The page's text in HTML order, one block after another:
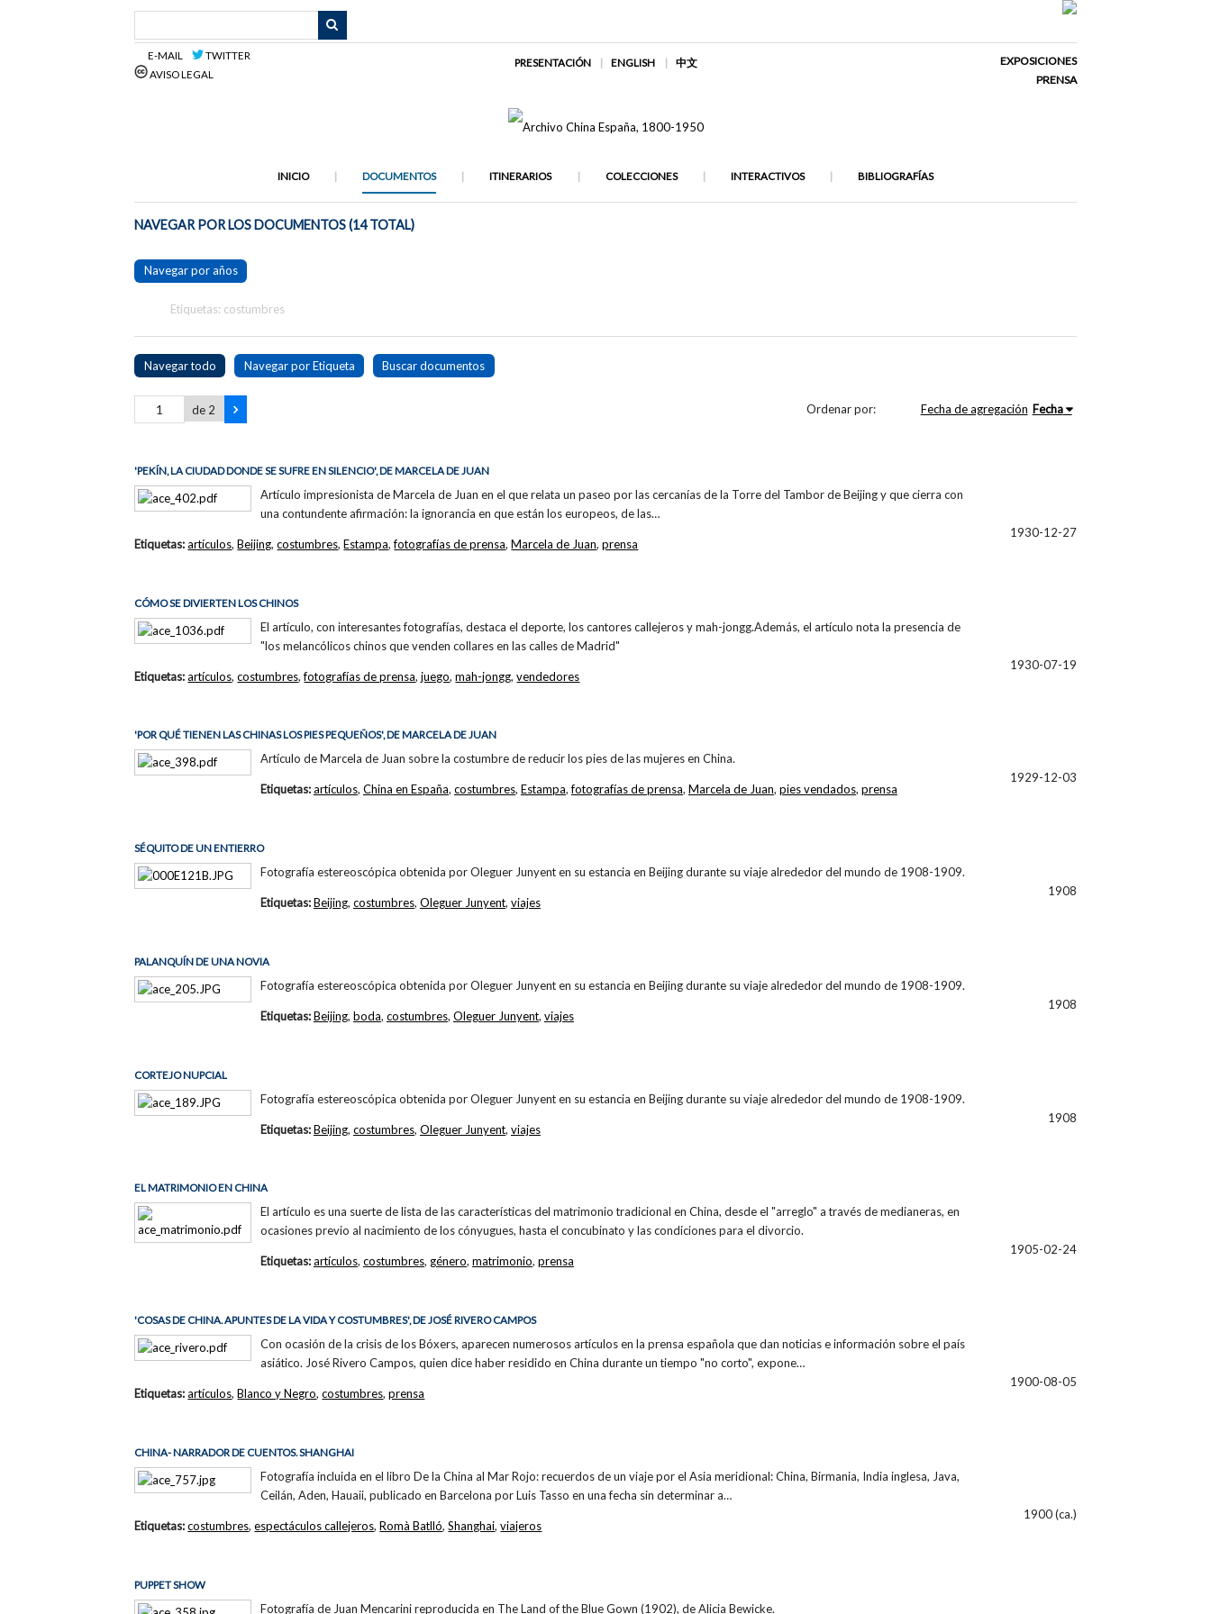
E-MAIL
TWITTER
AVISO LEGAL
PRESENTACIÓN ENGLISH 中文
EXPOSICIONES
PRENSA
INICIO DOCUMENTOS ITINERARIOS COLECCIONES INTERACTIVOS BIBLIOGRAFÍAS
NAVEGAR POR LOS DOCUMENTOS (14 TOTAL)
Navegar por años
Etiquetas: costumbres
Navegar todo Navegar por Etiqueta Buscar documentos
de 2 Ordenar por: Fecha de agregación Fecha
'PEKÍN, LA CIUDAD DONDE SE SUFRE EN SILENCIO', DE MARCELA DE JUAN
Artículo impresionista de Marcela de Juan en el que relata un paseo por las cercanías de la Torre del Tambor de Beijing y que cierra con
una contundente afirmación: la ignorancia en que están los europeos, de las…
1930-12-27
Etiquetas:artículos,Beijing,costumbres,Estampa,fotografías de prensa,Marcela de Juan,prensa
CÓMO SE DIVIERTEN LOS CHINOS
El artículo, con interesantes fotografías, destaca el deporte, los cantores callejeros y mah-jongg.Además, el artículo nota la presencia de
"los melancólicos chinos que venden collares en las calles de Madrid"
1930-07-19
Etiquetas:artículos,costumbres,fotografías de prensa,juego,mah-jongg,vendedores
'POR QUÉ TIENEN LAS CHINAS LOS PIES PEQUEÑOS', DE MARCELA DE JUAN
Artículo de Marcela de Juan sobre la costumbre de reducir los pies de las mujeres en China.
1929-12-03
Etiquetas:artículos, China en España, costumbres, Estampa,fotografías de prensa, Marcela de Juan, pies vendados, prensa
SÉQUITO DE UN ENTIERRO
Fotografía estereoscópica obtenida por Oleguer Junyent en su estancia en Beijing durante su viaje alrededor del mundo de 1908-1909.
1908
Etiquetas:Beijing, costumbres, Oleguer Junyent, viajes
PALANQUÍN DE UNA NOVIA
Fotografía estereoscópica obtenida por Oleguer Junyent en su estancia en Beijing durante su viaje alrededor del mundo de 1908-1909.
1908
Etiquetas:Beijing, boda, costumbres, Oleguer Junyent, viajes
CORTEJO NUPCIAL
Fotografía estereoscópica obtenida por Oleguer Junyent en su estancia en Beijing durante su viaje alrededor del mundo de 1908-1909.
1908
Etiquetas:Beijing, costumbres, Oleguer Junyent, viajes
EL MATRIMONIO EN CHINA
El artículo es una suerte de lista de las características del matrimonio tradicional en China, desde el "arreglo" a través de medianeras, en
ocasiones previo al nacimiento de los cónyugues, hasta el concubinato y las condiciones para el divorcio.
1905-02-24
Etiquetas:artículos, costumbres, género, matrimonio, prensa
'COSAS DE CHINA. APUNTES DE LA VIDA Y COSTUMBRES', DE JOSÉ RIVERO CAMPOS
Con ocasión de la crisis de los Bóxers, aparecen numerosos artículos en la prensa española que dan noticias e información sobre el país
asiático. José Rivero Campos, quien dice haber residido en China durante un tiempo "no corto", expone…
1900-08-05
Etiquetas:artículos,Blanco y Negro,costumbres,prensa
CHINA- NARRADOR DE CUENTOS. SHANGHAI
Fotografía incluida en el libro De la China al Mar Rojo: recuerdos de un viaje por el Asia meridional: China, Birmania, India inglesa, Java,
Ceilán, Aden, Hauaii, publicado en Barcelona por Luis Tasso en una fecha sin determinar a…
1900 (ca.)
Etiquetas:costumbres,espectáculos callejeros,Romà Batlló,Shanghai,viajeros
PUPPET SHOW
Fotografía de Juan Mencarini reproducida en The Land of the Blue Gown (1902), de Alicia Bewicke.